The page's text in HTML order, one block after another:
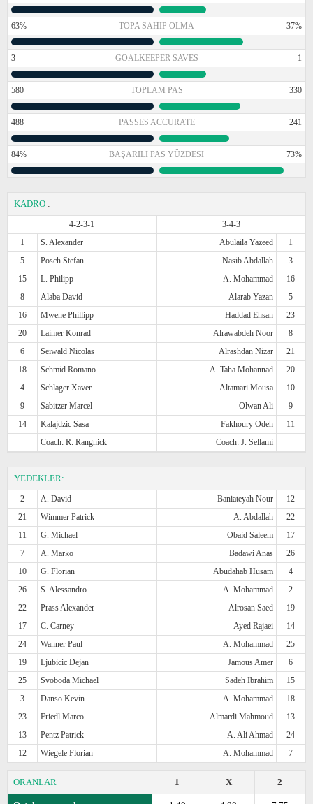
63% TOPA SAHIP OLMA 37%
3 GOALKEEPER SAVES 1
580 TOPLAM PAS 330
488 PASSES ACCURATE 241
84% BAŞARILI PAS YÜZDESI 73%
KADRO :
4-2-3-1
3-4-3
1
S. Alexander Abulaila Yazeed
1
5
Posch Stefan Nasib Abdallah
3
15
L. Philipp A. Mohammad
16
8
Alaba David Alarab Yazan
5
16
Mwene Phillipp Haddad Ehsan
23
20
Laimer Konrad Alrawabdeh Noor
8
6
Seiwald Nicolas Alrashdan Nizar
21
18
Schmid Romano A. Taha Mohannad
20
4
Schlager Xaver Altamari Mousa
10
9
Sabitzer Marcel Olwan Ali
9
14
Kalajdzic Sasa Fakhoury Odeh
11
Coach: R. Rangnick
Coach: J. Sellami
YEDEKLER:
2 A. David Baniateyah Nour
12
21
Wimmer Patrick A. Abdallah
22
11
G. Michael Obaid Saleem
17
7
A. Marko Badawi Anas
26
10
G. Florian Abudahab Husam
4
26
S. Alessandro A. Mohammad
2
22
Prass Alexander Alrosan Saed
19
17
C. Carney Ayed Rajaei
14
24
Wanner Paul A. Mohammad
25
19
Ljubicic Dejan Jamous Amer
6
25
Svoboda Michael Sadeh Ibrahim
15
3
Danso Kevin A. Mohammad
18
23
Friedl Marco Almardi Mahmoud
13
13
Pentz Patrick A. Ali Ahmad
24
12
Wiegele Florian A. Mohammad 7
ORANLAR 2
X
1